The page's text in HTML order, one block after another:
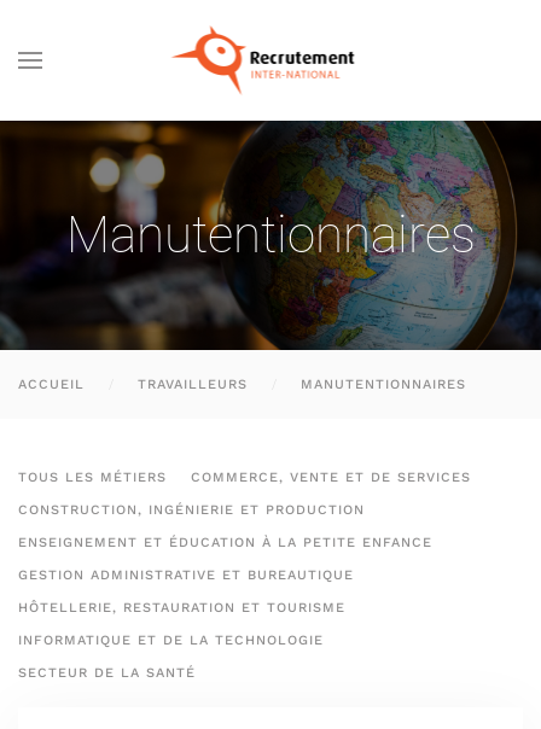
Passer au contenu principal
Manutentionnaires
ACCUEIL TRAVAILLEURS MANUTENTIONNAIRES
TOUS LES MÉTIERS COMMERCE, VENTE ET DE SERVICES
CONSTRUCTION, INGÉNIERIE ET PRODUCTION
ENSEIGNEMENT ET ÉDUCATION À LA PETITE ENFANCE
GESTION ADMINISTRATIVE ET BUREAUTIQUE
HÔTELLERIE, RESTAURATION ET TOURISME
INFORMATIQUE ET DE LA TECHNOLOGIE
SECTEUR DE LA SANTÉ